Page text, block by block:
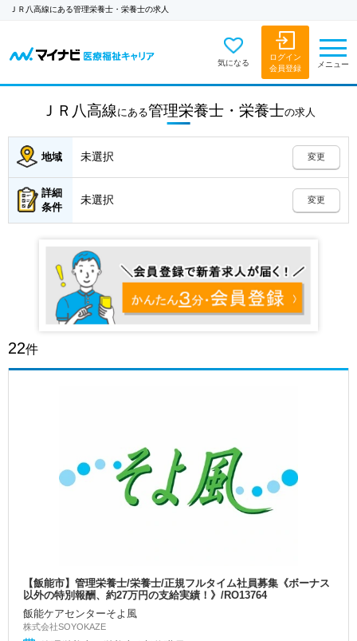
ＪＲ八高線にある管理栄養士・栄養士の求人
気になる
ログイン
会員登録
メニュー
ＪＲ八高線 にある管理栄養士・栄養士の求人
地域 未選択 変更
詳細
条件
未選択 変更
22件
【飯能市】管理栄養士/栄養士/正規フルタイム社員募集《ボーナス
以外の特別報酬、約27万円の支給実績！》/RO13764
飯能ケアセンターそよ風
株式会社SOYOKAZE